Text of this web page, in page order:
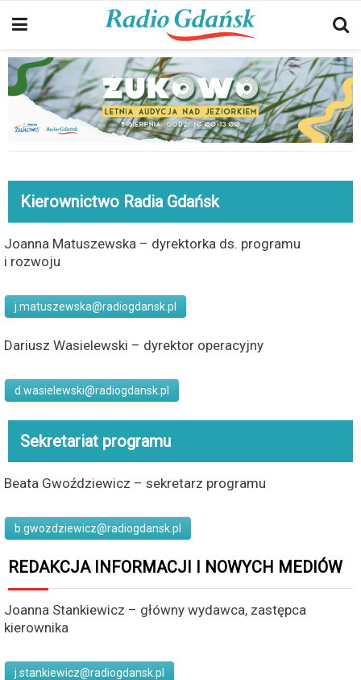
Kierownictwo Radia Gdańsk
Joanna Matuszewska – dyrektorka ds. programu
i rozwoju
j.matuszewska@radiogdansk.pl
Dariusz Wasielewski – dyrektor operacyjny
d.wasielewski@radiogdansk.pl
Sekretariat programu
Beata Gwoździewicz – sekretarz programu
b.gwozdziewicz@radiogdansk.pl
REDAKCJA INFORMACJI I NOWYCH MEDIÓW
Joanna Stankiewicz – główny wydawca, zastępca
kierownika
j.stankiewicz@radiogdansk.pl